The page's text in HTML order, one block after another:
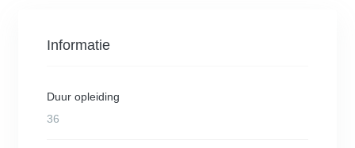
Informatie
Duur opleiding
36